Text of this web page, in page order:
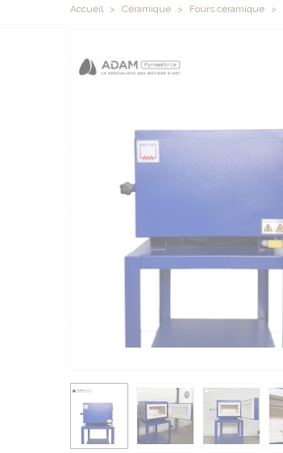
Accueil > Céramique > Fours céramique >